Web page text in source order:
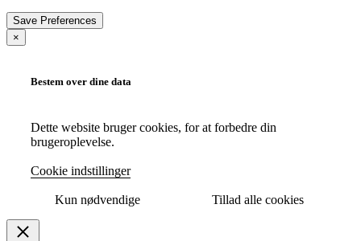
×
Bestem over dine data
Dette website bruger cookies, for at forbedre din
brugeroplevelse.
Cookie indstillinger
Kun nødvendige Tillad alle cookies